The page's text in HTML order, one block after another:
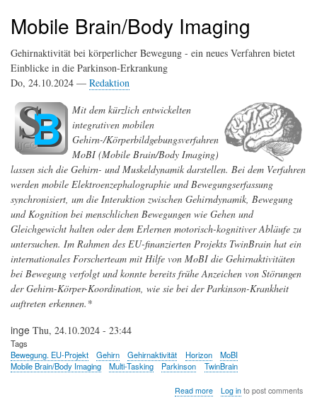
Mobile Brain/Body Imaging
Gehirnaktivität bei körperlicher Bewegung - ein neues Verfahren bietet
Einblicke in die Parkinson-Erkrankung
Do, 24.10.2024 — Redaktion
Mit dem kürzlich entwickelten
integrativen mobilen
Gehirn-/Körperbildgebungsverfahren
MoBI (Mobile Brain/Body Imaging)
lassen sich die Gehirn- und Muskeldynamik darstellen. Bei dem Verfahren
werden mobile Elektroenzephalographie und Bewegungserfassung
synchronisiert, um die Interaktion zwischen Gehirndynamik, Bewegung
und Kognition bei menschlichen Bewegungen wie Gehen und
Gleichgewicht halten oder dem Erlernen motorisch-kognitiver Abläufe zu
untersuchen. Im Rahmen des EU-finanzierten Projekts TwinBrain hat ein
internationales Forscherteam mit Hilfe von MoBI die Gehirnaktivitäten
bei Bewegung verfolgt und konnte bereits frühe Anzeichen von Störungen
der Gehirn-Körper-Koordination, wie sie bei der Parkinson-Krankheit
auftreten erkennen.*
inge Thu, 24.10.2024 - 23:44
Tags
Bewegung. EU-Projekt
Gehirn Gehirnaktivität Horizon
MoBI
Mobile Brain/Body Imaging
Multi-Tasking Parkinson TwinBrain
Read moreabout
Log into post comments